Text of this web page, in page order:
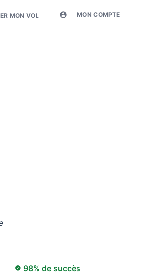
MON VOL MON COMPTE
98% de succès